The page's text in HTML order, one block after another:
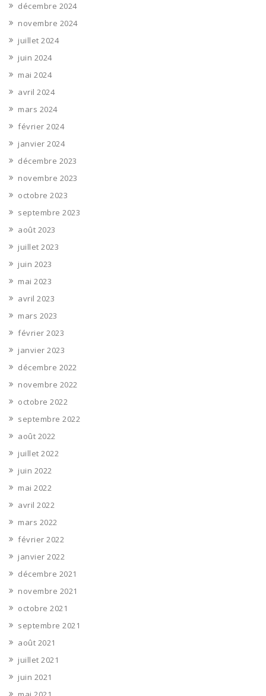
décembre 2024
novembre 2024
juillet 2024
juin 2024
mai 2024
avril 2024
mars 2024
février 2024
janvier 2024
décembre 2023
novembre 2023
octobre 2023
septembre 2023
août 2023
juillet 2023
juin 2023
mai 2023
avril 2023
mars 2023
février 2023
janvier 2023
décembre 2022
novembre 2022
octobre 2022
septembre 2022
août 2022
juillet 2022
juin 2022
mai 2022
avril 2022
mars 2022
février 2022
janvier 2022
décembre 2021
novembre 2021
octobre 2021
septembre 2021
août 2021
juillet 2021
juin 2021